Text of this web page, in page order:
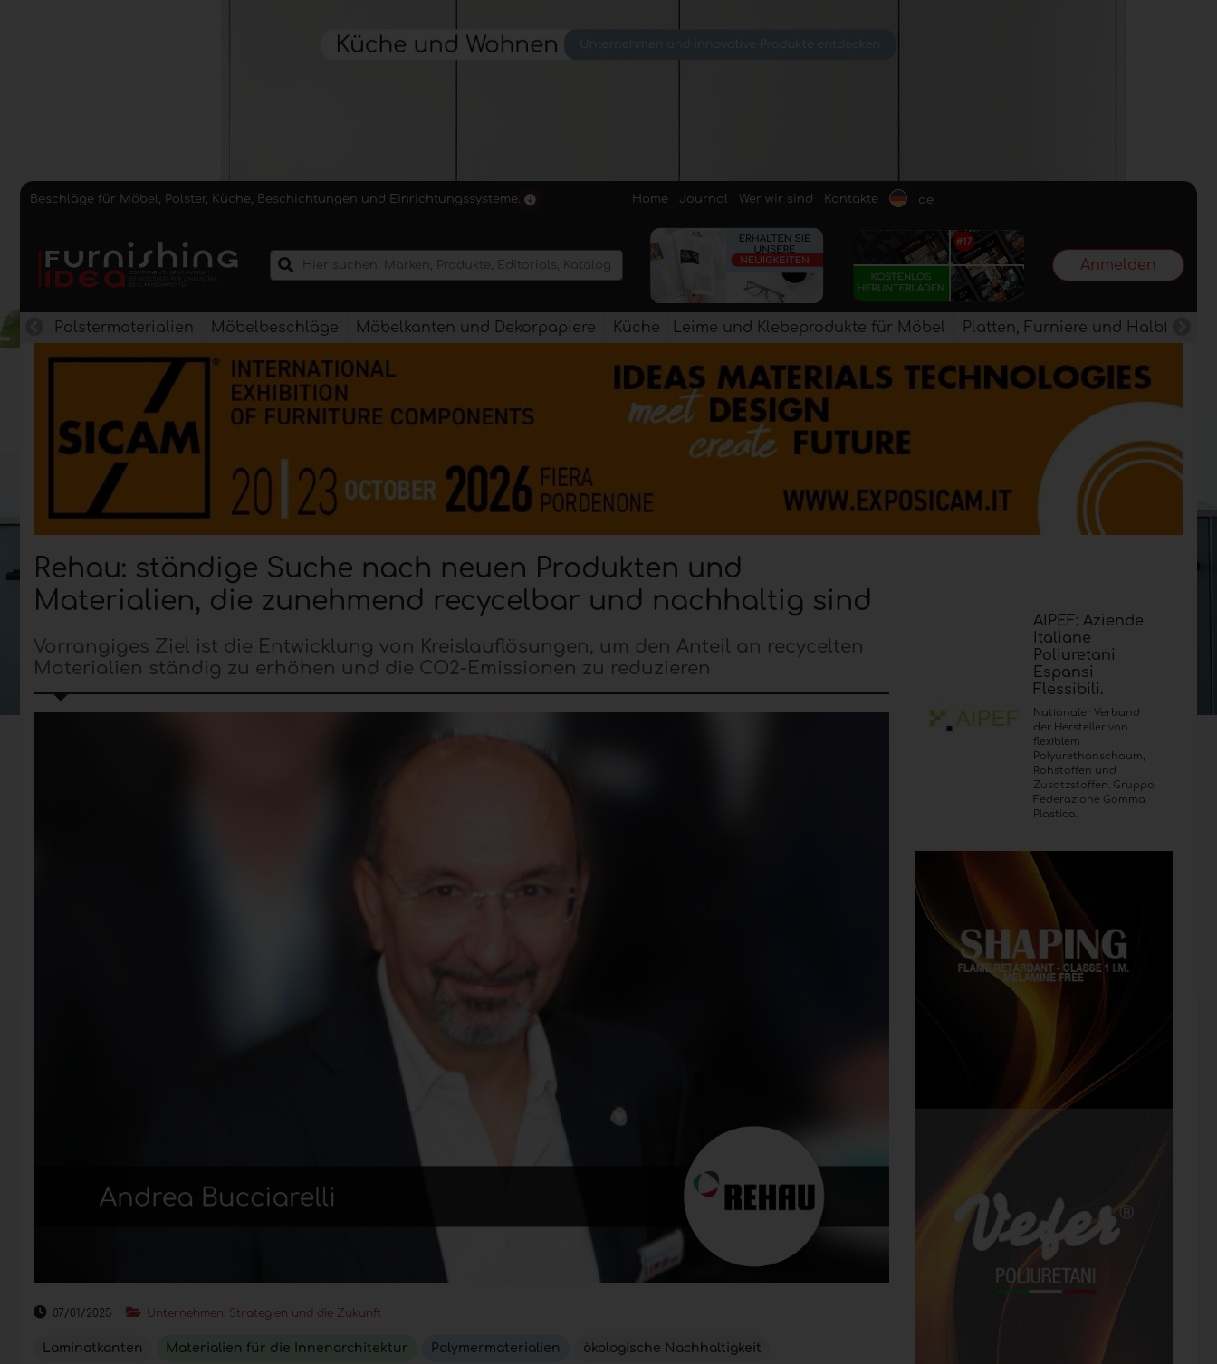
Beschläge für Möbel, Polster, Küche, Beschichtungen und Einrichtungssysteme. Home Journal Wer wir sind Kontakte de
Anmelden
Polstermaterialien Möbelbeschläge Möbelkanten und Dekorpapiere Küche Leime und Klebeprodukte für Möbel Platten, Furniere und
Rehau: ständige Suche nach neuen Produkten und
Materialien, die zunehmend recycelbar und nachhaltig sind
Vorrangiges Ziel ist die Entwicklung von Kreislauflösungen, um den Anteil an recycelten
Materialien ständig zu erhöhen und die CO2-Emissionen zu reduzieren
07/01/2025 Unternehmen: Strategien und die Zukunft
Laminatkanten Materialien für die Innenarchitektur Polymermaterialien ökologische Nachhaltigkeit
AIPEF: Aziende
Italiane
Poliuretani
Espansi
Flessibili.
Nationaler Verband
der Hersteller von
flexiblem
Polyurethanschaum,
Rohstoffen und
Zusatzstoffen. Gruppo
Federazione Gomma
Plastica.